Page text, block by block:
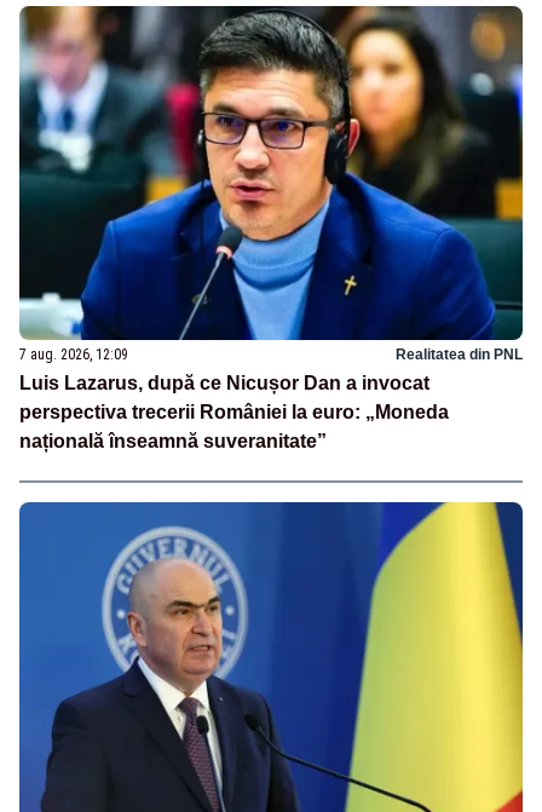
7 aug. 2026, 12:09 Realitatea din PNL
Luis Lazarus, după ce Nicușor Dan a invocat
perspectiva trecerii României la euro: „Moneda
națională înseamnă suveranitate”